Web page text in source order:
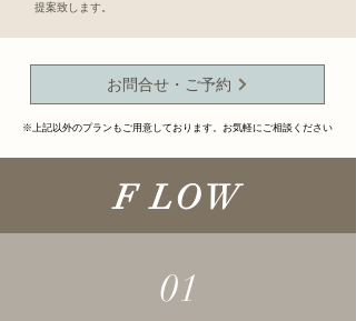
提案致します。
お問合せ・ご予約
※上記以外のプランもご用意しております。お気軽にご相談ください
F LOW
01